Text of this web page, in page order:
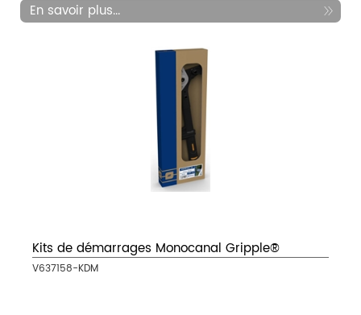
En savoir plus...
Kits de démarrages Monocanal Gripple®
V637158-KDM